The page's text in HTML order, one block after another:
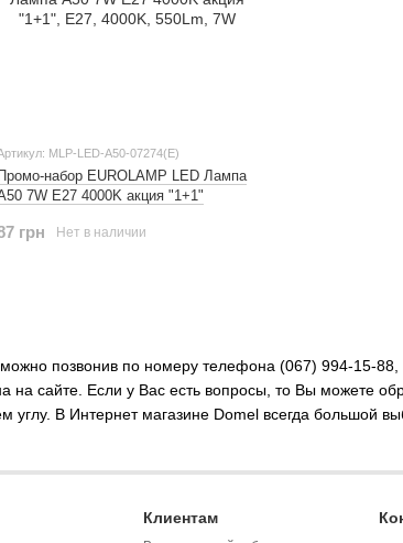
позвонив по номеру телефона (067) 994-15-
на сайте. Если у Вас есть вопросы, то Вы можете
углу. В Интернет магазине Domel всегда большой
MLP-LED-A50-07274(E)
Промо-набор EUROLAMP LED Лампа
7W E27 4000K акция "1+1"
грн Нет в наличии
Клиентам